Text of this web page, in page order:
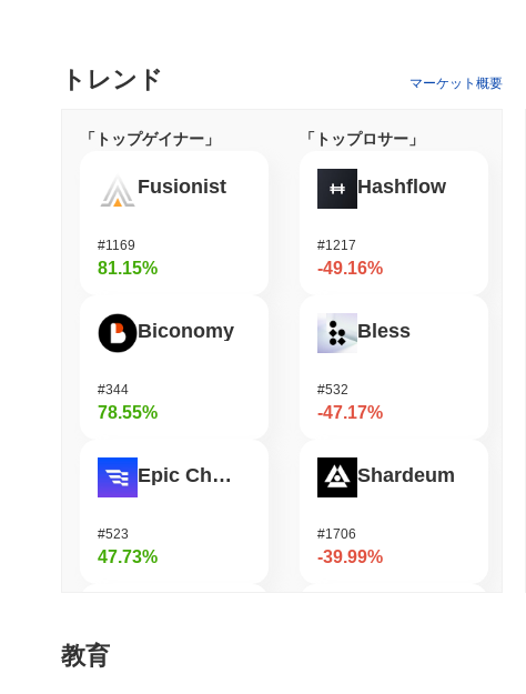
トレンド マーケット概要
「トップゲイナー」
Fusionist
#1169
81.15%
Biconomy
#344
78.55%
Epic Chain
#523
47.73%
「トップロサー」
Hashflow
#1217
-49.16%
Bless
#532
-47.17%
Shardeum
#1706
-39.99%
教育